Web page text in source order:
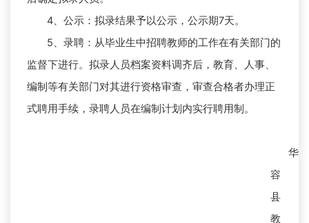
4、公示：拟录结果予以公示，公示期7天。
5、录聘：从毕业生中招聘教师的工作在有关部门的
监督下进行。拟录人员档案资料调齐后，教育、人事、
编制等有关部门对其进行资格审查，审查合格者办理正
式聘用手续，录聘人员在编制计划内实行聘用制。
华
容
县
教